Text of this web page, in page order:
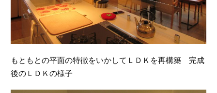
もともとの平面の特徴をいかしてＬＤＫを再構築 完成
後のＬＤＫの様子